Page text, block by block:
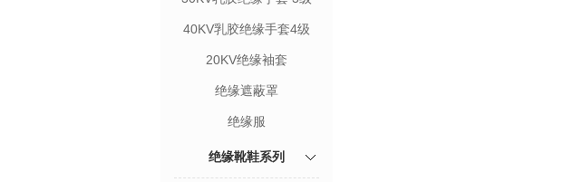
40KV乳胶绝缘手套4级
20KV绝缘袖套
绝缘遮蔽罩
绝缘服
绝缘靴鞋系列